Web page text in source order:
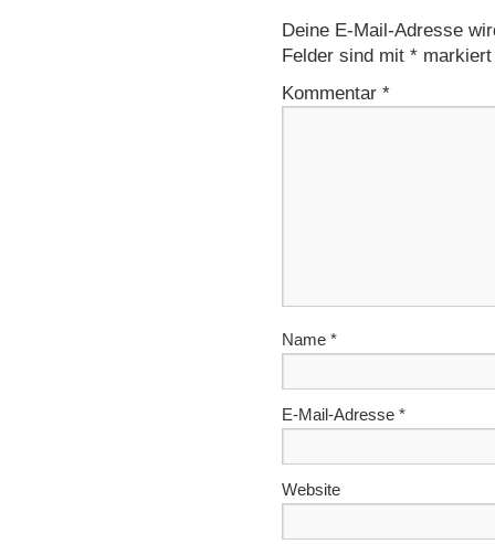
Deine E-Mail-Adresse
Felder sind mit * markiert
Kommentar *
Name *
E-Mail-Adresse *
Website